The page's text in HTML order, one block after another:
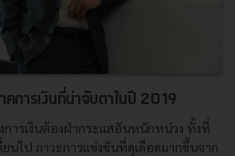
การเงินที่น่าจับตาในปี 2019
ารเงินต้องฝ่ากระแสอันหนักหน่วง ทั้งที่
ไป ภาวะการแข่งขันที่ดุเดือดมากขึ้นจาก